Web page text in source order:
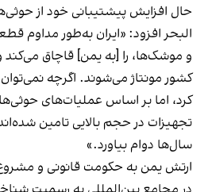
حال افزایش پیشتیبانی خود از
البحر افزود: «ایران به‌طور مداوم
و موشک‌ها، را [به یمن] قاچاق
کشور مونتاژ می‌شوند. اگرچه
کرد، اما بر اساس عملیات‌های
تجهیزات در حجم بالایی تامین
سال‌ها دوام بیاورد.»
ارتش یمن به حکومت قانونی و